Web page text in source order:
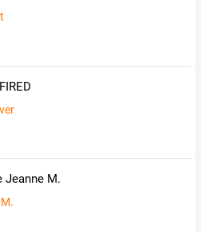
Jeanne M.